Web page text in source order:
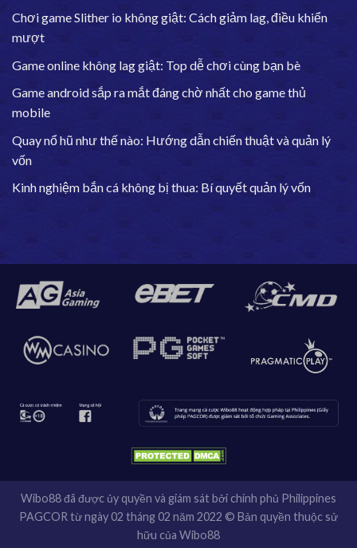
Chơi game Slither io không giật: Cách giảm lag, điều khiển
mượt
Game online không lag giật: Top dễ chơi cùng bạn bè
Game android sắp ra mắt đáng chờ nhất cho game thủ
mobile
Quay nổ hũ như thế nào: Hướng dẫn chiến thuật và quản lý
vốn
Kinh nghiệm bắn cá không bị thua: Bí quyết quản lý vốn
Wibo88 đã được ủy quyền và giám sát bởi chính phủ Philippines
PAGCOR từ ngày 02 tháng 02 năm 2022 © Bản quyền thuộc sử
hữu của Wibo88